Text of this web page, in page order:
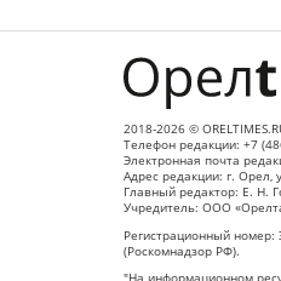
2018-2026 ©
Телефон редакции: +7
Электронная почта
Адрес редакции: г. Орел,
Главный редактор: Е. Н.
Учредитель: ООО
Регистрационный номер:
(Роскомнадзор РФ).